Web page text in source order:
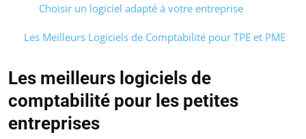
Choisir un logiciel adapté à votre entreprise
Les Meilleurs Logiciels de Comptabilité pour TPE et PME
Les meilleurs logiciels de
comptabilité pour les petites
entreprises